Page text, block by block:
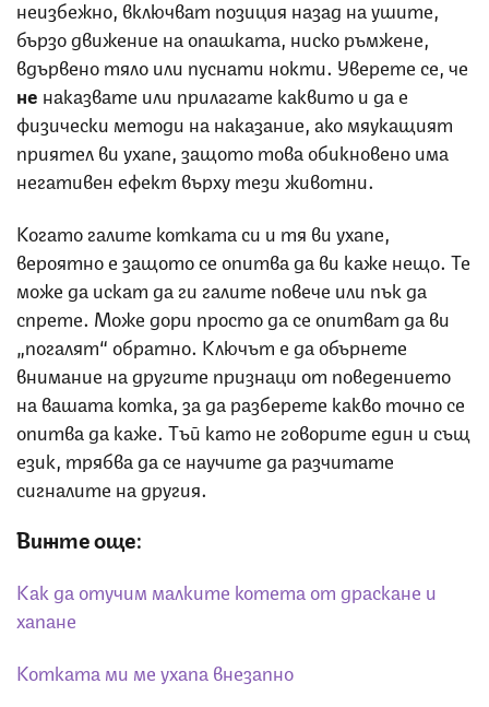
неизбежно, включват позиция назад на ушите,
бързо движение на опашката, ниско ръмжене,
вдървено тяло или пуснати нокти. Уверете се, че
не наказвате или прилагате каквито и да е
физически методи на наказание, ако мяукащият
приятел ви ухапе, защото това обикновено има
негативен ефект върху тези животни.
Когато галите котката си и тя ви ухапе,
вероятно е защото се опитва да ви каже нещо. Те
може да искат да ги галите повече или пък да
спрете. Може дори просто да се опитват да ви
„погалят“ обратно. Ключът е да обърнете
внимание на другите признаци от поведението
на вашата котка, за да разберете какво точно се
опитва да каже. Тъй като не говорите един и същ
език, трябва да се научите да разчитате
сигналите на другия.
Вижте още:
Как да отучим малките котета от драскане и
хапанe
Котката ми ме ухапа внезапно